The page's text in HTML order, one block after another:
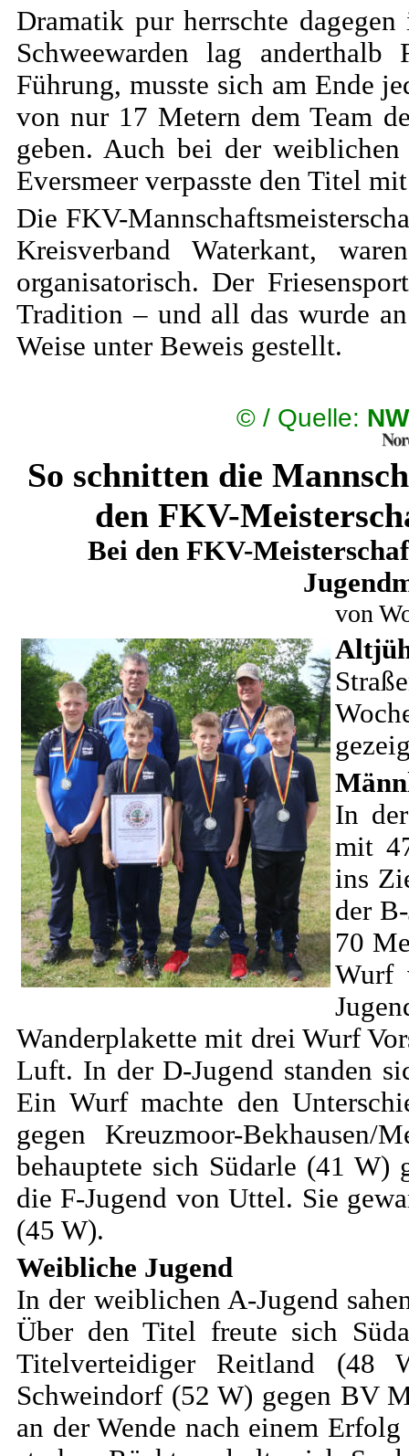
Dramatik pur herrschte
Schweewarden lag
Führung, musste sich am Ende
von nur 17 Metern dem Team
geben. Auch bei der
Eversmeer verpasste den Titel
Die FKV-
Kreisverband Waterkant,
organisatorisch. Der
Tradition – und all das wurde
Weise unter Beweis gestellt.
©/ Quelle:
So schnitten die
den FKV-
Bei den FKV-
von
In
mit
ins
der
70
Wurf
Wanderplakette mit drei Wurf
Luft. In der D-Jugend standen
Ein Wurf machte den
gegen Kreuzmoor-
behauptete sich Südarle (41
die F-Jugend von Uttel. Sie
(45 W).
Weibliche Jugend
In der weiblichen A-Jugend
Über den Titel freute sich
Titelverteidiger Reitland (48
Schweindorf (52 W) gegen BV
an der Wende nach einem